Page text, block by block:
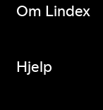
Om Lindex
Hjelp